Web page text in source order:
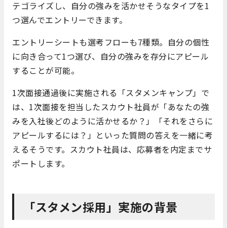
テゴライズし、自分の強みを活かせそうなタイプを1
つ選んでエントリーできます。
エントリーシートも選考フローも7種類。自分の個性
に向き合って1つ選び、自分の強みを存分にアピール
することが可能。
1次面接通過後に実施される「スタメンキャンプ」で
は、1次面接を担当したスカウト社員が「あなたの強
みを入社後どのように活かせるか？」「それをさらに
アピールするには？」といった質問の答えを一緒に考
えるそうです。スカウト社員は、応募者を内定までサ
ポートします。
「スタメン採用」実施の背景